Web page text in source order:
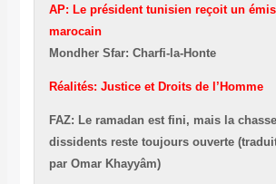
AP: Le président tunisien reçoit un
marocain
Mondher Sfar: Charfi-la-Honte
Réalités: Justice et Droits de l’Homme
FAZ: Le ramadan est fini, mais la
dissidents reste toujours ouverte
par Omar Khayyâm)